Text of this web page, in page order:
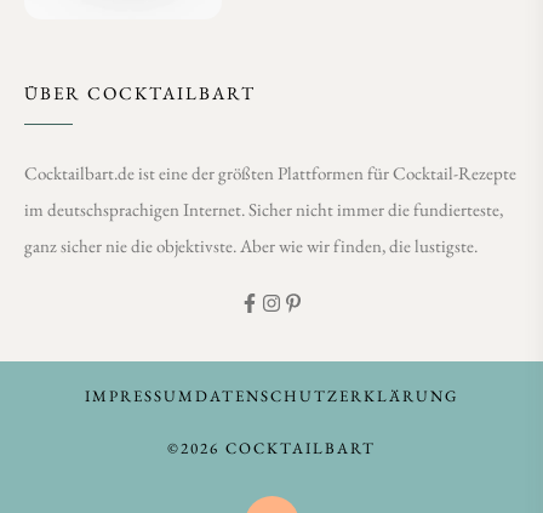
ÜBER COCKTAILBART
Cocktailbart.de ist eine der größten Plattformen für Cocktail-Rezepte
im deutschsprachigen Internet. Sicher nicht immer die fundierteste,
ganz sicher nie die objektivste. Aber wie wir finden, die lustigste.
IMPRESSUMDATENSCHUTZERKLÄRUNG
©2026 COCKTAILBART